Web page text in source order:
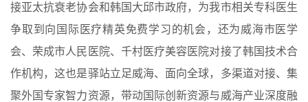
接亚太抗衰老协会和韩国大邱市政府，为我市相关专科医生
争取到向国际医疗精英免费学习的机会，还为威海市医学
会、荣成市人民医院、千村医疗美容医院对接了韩国技术合
作机构，这也是驿站立足威海、面向全球，多渠道对接、集
聚外国专家智力资源，带动国际创新资源与威海产业深度融